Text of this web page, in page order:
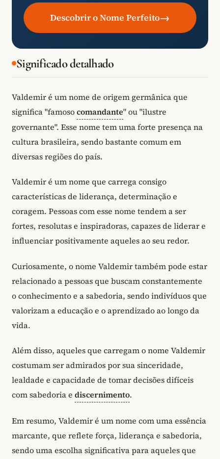
Descobrir o Nome Perfeito→
Significado detalhado
Valdemir é um nome de origem germânica que
significa "famosocomandante" ou "ilustre
governante". Esse nome tem uma forte presença na
cultura brasileira, sendo bastante comum em
diversas regiões do país.
Valdemir é um nome que carrega consigo
características de liderança, determinação e
coragem. Pessoas com esse nome tendem a ser
fortes, resolutas e inspiradoras, capazes de liderar e
influenciar positivamente aqueles ao seu redor.
Curiosamente, o nome Valdemir também pode estar
relacionado a pessoas que buscam constantemente
o conhecimento e a sabedoria, sendo indivíduos que
valorizam a educação e o aprendizado ao longo da
vida.
Além disso, aqueles que carregam o nome Valdemir
costumam ser admirados por sua sinceridade,
lealdade e capacidade de tomar decisões difíceis
com sabedoria e discernimento.
Em resumo, Valdemir é um nome com uma essência
marcante, que reflete força, liderança e sabedoria,
sendo uma escolha significativa para aqueles que